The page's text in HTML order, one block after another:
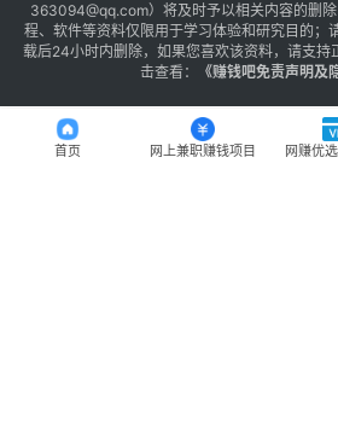
363094@qq.com）将及时予以相关内容的删
程、软件等资料仅限用于学习体验和研究目的；
载后24小时内删除，如果您喜欢该资料，请支持
击查看：
《赚钱吧免责声明及
首页 网上兼职赚钱项目 网赚优